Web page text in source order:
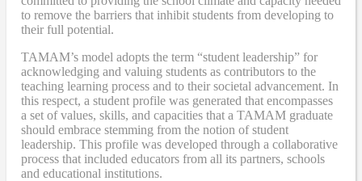
to remove the barriers that inhibit students from developing to
their full potential.
TAMAM’s model adopts the term “student leadership” for
acknowledging and valuing students as contributors to the
teaching learning process and to their societal advancement. In
this respect, a student profile was generated that encompasses
a set of values, skills, and capacities that a TAMAM graduate
should embrace stemming from the notion of student
leadership. This profile was developed through a collaborative
process that included educators from all its partners, schools
and educational institutions.